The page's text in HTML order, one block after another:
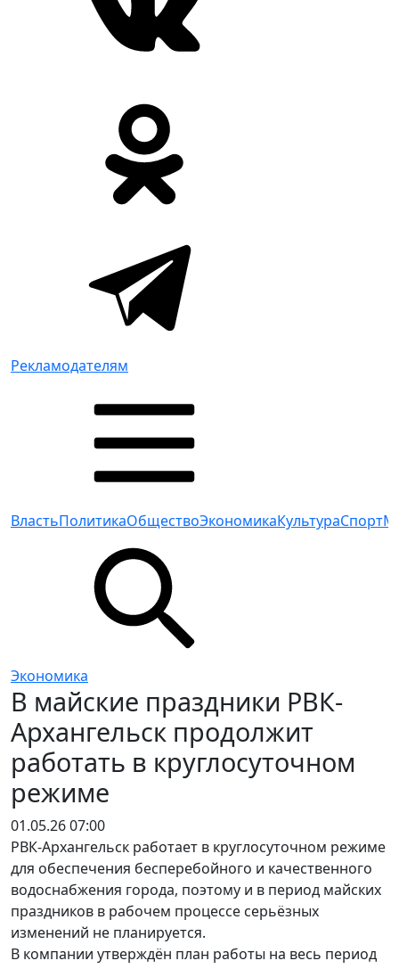
Рекламодателям
ВластьПолитикаОбществоЭкономикаКультураСпорт
Экономика
В майские праздники РВК-
Архангельск продолжит
работать в круглосуточном
режиме
01.05.26 07:00
РВК-Архангельск работает в круглосуточном режиме
для обеспечения бесперебойного и качественного
водоснабжения города, поэтому и в период майских
праздников в рабочем процессе серьёзных
изменений не планируется.
В компании утверждён план работы на весь период